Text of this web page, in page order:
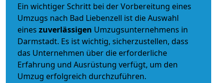
Ein wichtiger Schritt bei der Vorbereitung eines
Umzugs nach Bad Liebenzell ist die Auswahl
eines zuverlässigen Umzugsunternehmens in
Darmstadt. Es ist wichtig, sicherzustellen, dass
das Unternehmen über die erforderliche
Erfahrung und Ausrüstung verfügt, um den
Umzug erfolgreich durchzuführen.